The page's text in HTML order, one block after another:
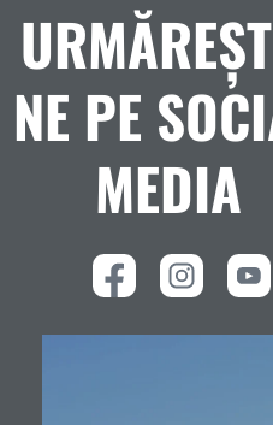
NE PE
MEDIA